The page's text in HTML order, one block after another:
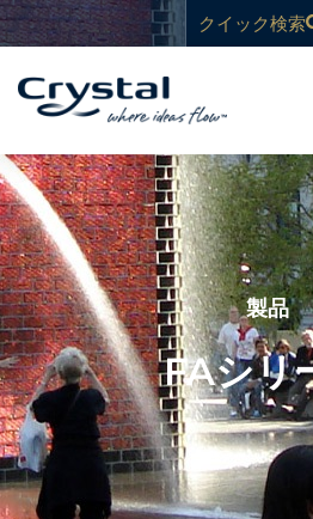
へ
ス
ッ
コ
ン
ス
キ
ッ
プ
クイック検索
製品
FAシリ